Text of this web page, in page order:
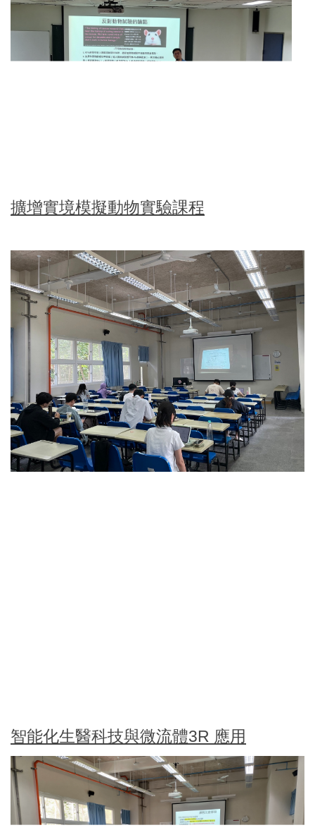
擴增實境模擬動物實驗課程
智能化生醫科技與微流體3R 應用